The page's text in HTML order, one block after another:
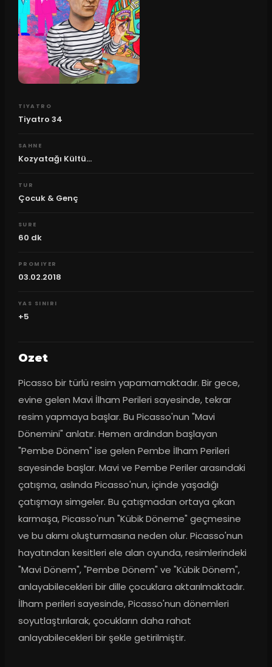
TIYATRO
Tiyatro 34
SAHNE
Kozyatağı Kültü...
TUR
Çocuk & Genç
SURE
60 dk
PROMIYER
03.02.2018
YAS SINIRI
+5
Ozet
Picasso bir türlü resim yapamamaktadır. Bir gece,
evine gelen Mavi İlham Perileri sayesinde, tekrar
resim yapmaya başlar. Bu Picasso'nun "Mavi
Dönemini" anlatır. Hemen ardından başlayan
"Pembe Dönem" ise gelen Pembe İlham Perileri
sayesinde başlar. Mavi ve Pembe Periler arasındaki
çatışma, aslında Picasso'nun, içinde yaşadığı
çatışmayı simgeler. Bu çatışmadan ortaya çıkan
karmaşa, Picasso'nun "Kübik Döneme" geçmesine
ve bu akımı oluşturmasına neden olur. Picasso'nun
hayatından kesitleri ele alan oyunda, resimlerindeki
"Mavi Dönem", "Pembe Dönem" ve "Kübik Dönem",
anlayabilecekleri bir dille çocuklara aktarılmaktadır.
İlham perileri sayesinde, Picasso'nun dönemleri
soyutlaştırılarak, çocukların daha rahat
anlayabilecekleri bir şekle getirilmiştir.